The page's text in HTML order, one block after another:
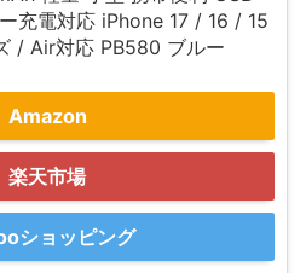
充電対応 iPhone 17 / 16 / 15
/ Air対応 PB580 ブルー
Amazon
楽天市場
ショッピング